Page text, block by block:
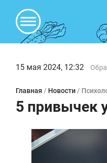
15 мая 2024, 12:32
Главная / Новости /
5 привычек